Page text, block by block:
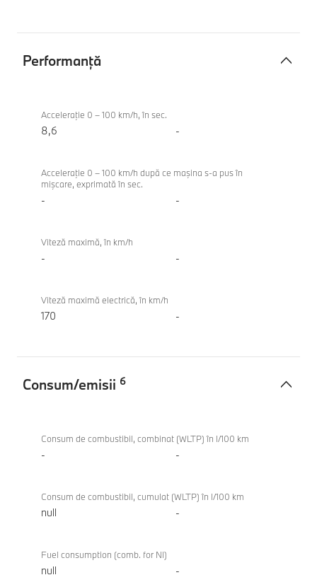
Performanţă
eDrive20
Acceleraţie 0 – 100 km/h, în sec.
8,6 -
Acceleraţie 0 – 100 km/h după ce maşina s-a pus în
mişcare, exprimată în sec.
- -
Viteză maximă, în km/h
- -
Viteză maximă electrică, în km/h
170 -
Consum/emisii 6
eDrive20
Consum de combustibil, combinat (WLTP) în l/100 km
- -
Consum de combustibil, cumulat (WLTP) în l/100 km
null -
Fuel consumption (comb. for NI)
null -